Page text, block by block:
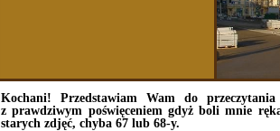
Kochani! Przedstawiam Wam do
z prawdziwym poświęceniem gdyż boli mnie
starych zdjęć, chyba 67 lub 68-y.